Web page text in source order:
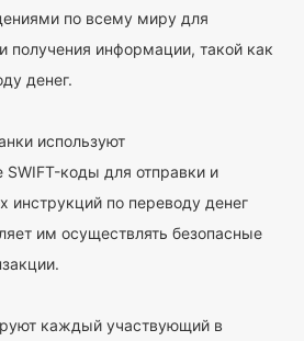
по всему миру для
получения информации, такой как
денег.
используют
SWIFT-коды для отправки и
инструкций по переводу денег
им осуществлять безопасные
каждый участвующий в